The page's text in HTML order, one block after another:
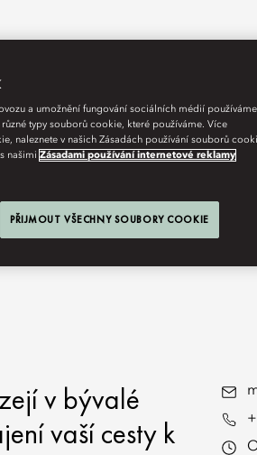
v bývalé
vaší cesty k
a umožnění fungování sociálních médií používáme
typy souborů cookie, které používáme. Více
naleznete v našich Zásadách používání souborů
našimi Zásadami používání internetové reklamy
PŘIJMOUT VŠECHNY SOUBORY COOKIE